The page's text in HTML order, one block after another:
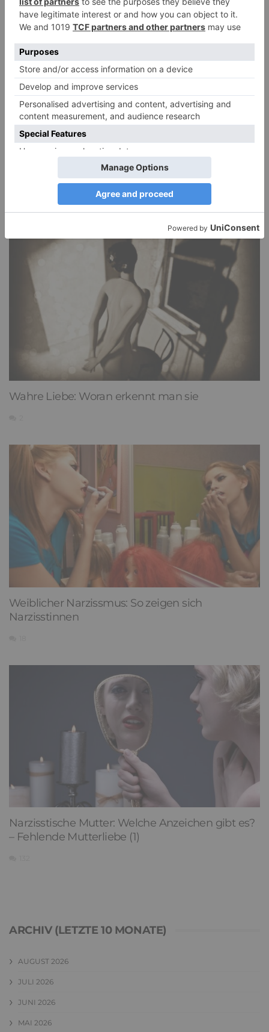
DIE BELIEBTESTEN ARTIKEL
Narzissmus in der Liebe
26
Wahre Liebe: Woran erkennt man sie
Weiblicher Narzissmus: So zeigen sich
Narzisstinnen
Narzisstische Mutter: Welche Anzeichen gibt es?
– Fehlende Mutterliebe (1)
ARCHIV (LETZTE 10 MONATE)
AUGUST 2026
JULI 2026
JUNI 2026
MAI 2026